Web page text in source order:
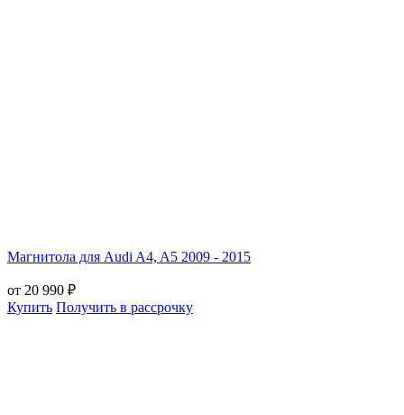
Магнитола для Audi A4, A5 2009 - 2015
от 20 990 ₽
Купить Получить в рассрочку